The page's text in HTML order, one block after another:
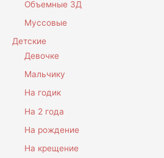
Объемные 3Д
Муссовые
Детские
Девочке
Мальчику
На годик
На 2 года
На рождение
На крещение